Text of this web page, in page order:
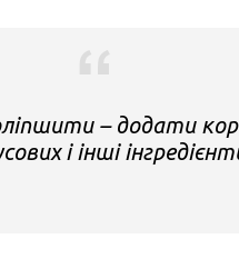
– додати
і інші